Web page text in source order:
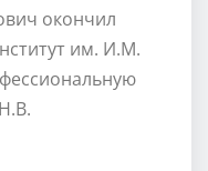
окончил
им. И.М.